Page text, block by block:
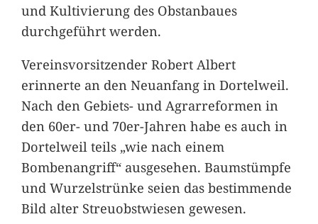
und Kultivierung des Obstanbaues
durchgeführt werden.
Vereinsvorsitzender Robert Albert
erinnerte an den Neuanfang in Dortelweil.
Nach den Gebiets- und Agrarreformen in
den 60er- und 70er-Jahren habe es auch in
Dortelweil teils „wie nach einem
Bombenangriff“ ausgesehen. Baumstümpfe
und Wurzelstrünke seien das bestimmende
Bild alter Streuobstwiesen gewesen.